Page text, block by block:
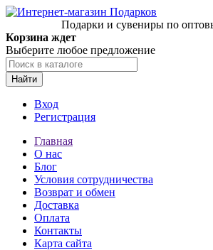
Подарки и сувениры по
Корзина ждет
Выберите любое предложение
Найти
Вход
Регистрация
Главная
О нас
Блог
Условия сотрудничества
Возврат и обмен
Доставка
Оплата
Контакты
Карта сайта